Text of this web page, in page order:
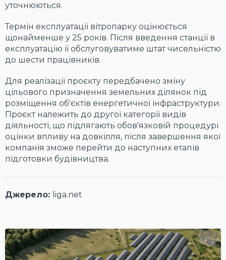
уточнюються.
Термін експлуатації вітропарку оцінюється
щонайменше у 25 років. Після введення станції в
експлуатацію її обслуговуватиме штат чисельністю
до шести працівників.
Для реалізації проєкту передбачено зміну
цільового призначення земельних ділянок під
розміщення об'єктів енергетичної інфраструктури.
Проєкт належить до другої категорії видів
діяльності, що підлягають обов'язковій процедурі
оцінки впливу на довкілля, після завершення якої
компанія зможе перейти до наступних етапів
підготовки будівництва.
Джерело: liga.net